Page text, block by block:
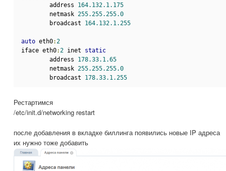
address 164.132.1.175
netmask 255.255.255.0
broadcast 164.132.1.255
auto eth0:2
iface eth0:2 inet static
address 178.33.1.65
netmask 255.255.255.0
broadcast 178.33.1.255
Рестартимся
/etc/init.d/networking restart
после добавления в вкладке биллинга появились новые IP адреса
их нужно тоже добавить